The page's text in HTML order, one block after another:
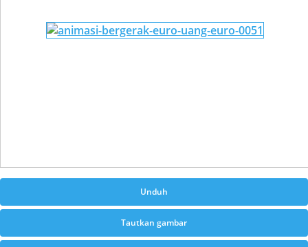
Unduh
Tautkan gambar